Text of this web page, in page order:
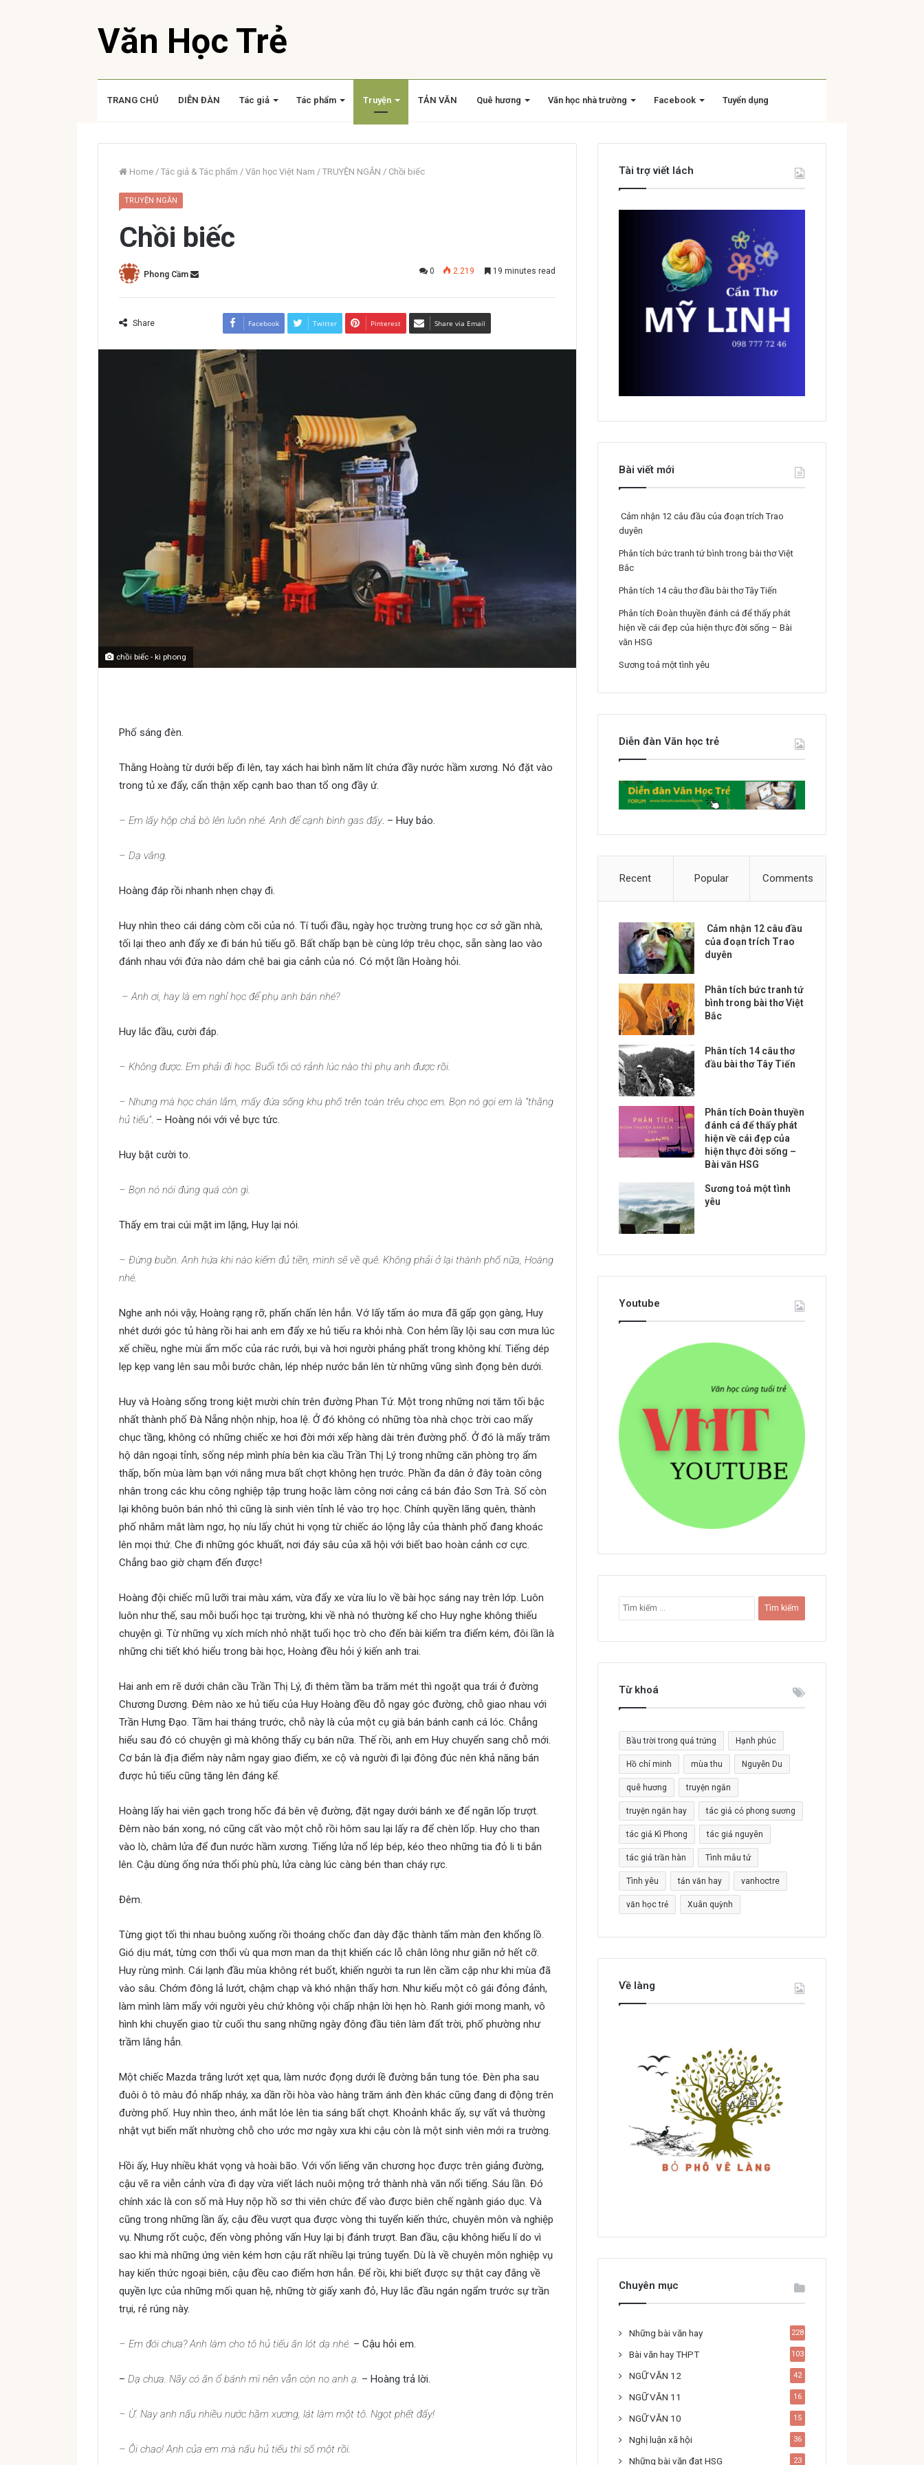
Văn Học Trẻ
TRANG CHỦ DIỄN ĐÀN Tác giả Tác phẩm Truyện TẢN VĂN Quê hương Văn học nhà trường Facebook Tuyển dụng
Home / Tác giả & Tác phẩm / Văn học Việt Nam / TRUYỆN NGẮN / Chồi biếc
TRUYỆN NGẮN
Chồi biếc
Phong Cầm 0 2.219 19 minutes read
Share Facebook Twitter Pinterest Share via Email
chồi biếc - kì phong
Phố sáng đèn.
Thằng Hoàng từ dưới bếp đi lên, tay xách hai bình năm lít chứa đầy nước hầm xương. Nó đặt vào
trong tủ xe đẩy, cẩn thận xếp cạnh bao than tổ ong đầy ứ.
– Em lấy hộp chả bò lên luôn nhé. Anh để cạnh bình gas đấy. – Huy bảo.
– Dạ vâng.
Hoàng đáp rồi nhanh nhẹn chạy đi.
Huy nhìn theo cái dáng còm cõi của nó. Tí tuổi đầu, ngày học trường trung học cơ sở gần nhà,
tối lại theo anh đẩy xe đi bán hủ tiếu gõ. Bất chấp bạn bè cùng lớp trêu chọc, sẵn sàng lao vào
đánh nhau với đứa nào dám chê bai gia cảnh của nó. Có một lần Hoàng hỏi.
– Anh ơi, hay là em nghỉ học để phụ anh bán nhé?
Huy lắc đầu, cười đáp.
– Không được. Em phải đi học. Buổi tối có rảnh lúc nào thì phụ anh được rồi.
– Nhưng mà học chán lắm, mấy đứa sống khu phố trên toàn trêu chọc em. Bọn nó gọi em là “thằng
hủ tiếu”. – Hoàng nói với vẻ bực tức.
Huy bật cười to.
– Bọn nó nói đúng quá còn gì.
Thấy em trai cúi mặt im lặng, Huy lại nói.
– Đừng buồn. Anh hứa khi nào kiếm đủ tiền, mình sẽ về quê. Không phải ở lại thành phố nữa, Hoàng
nhé.
Nghe anh nói vậy, Hoàng rạng rỡ, phấn chấn lên hẳn. Vớ lấy tấm áo mưa đã gấp gọn gàng, Huy
nhét dưới góc tủ hàng rồi hai anh em đẩy xe hủ tiếu ra khỏi nhà. Con hẻm lầy lội sau cơn mưa lúc
xế chiều, nghe mùi ẩm mốc của rác rưởi, bụi và hơi người phảng phất trong không khí. Tiếng dép
lẹp kẹp vang lên sau mỗi bước chân, lép nhép nước bắn lên từ những vũng sình đọng bên dưới.
Huy và Hoàng sống trong kiệt mười chín trên đường Phan Tứ. Một trong những nơi tăm tối bậc
nhất thành phố Đà Nẵng nhộn nhịp, hoa lệ. Ở đó không có những tòa nhà chọc trời cao mấy
chục tầng, không có những chiếc xe hơi đời mới xếp hàng dài trên đường phố. Ở đó là mấy trăm
hộ dân ngoại tỉnh, sống nép mình phía bên kia cầu Trần Thị Lý trong những căn phòng trọ ẩm
thấp, bốn mùa làm bạn với nắng mưa bất chợt không hẹn trước. Phần đa dân ở đây toàn công
nhân trong các khu công nghiệp tập trung hoặc làm công nơi cảng cá bán đảo Sơn Trà. Số còn
lại không buôn bán nhỏ thì cũng là sinh viên tỉnh lẻ vào trọ học. Chính quyền lãng quên, thành
phố nhắm mắt làm ngơ, họ níu lấy chút hi vọng từ chiếc áo lộng lẫy của thành phố đang khoác
lên mọi thứ. Che đi những góc khuất, nơi đáy sâu của xã hội với biết bao hoàn cảnh cơ cực.
Chẳng bao giờ chạm đến được!
Hoàng đội chiếc mũ lưỡi trai màu xám, vừa đẩy xe vừa líu lo về bài học sáng nay trên lớp. Luôn
luôn như thế, sau mỗi buổi học tại trường, khi về nhà nó thường kể cho Huy nghe không thiếu
chuyện gì. Từ những vụ xích mích nhỏ nhặt tuổi học trò cho đến bài kiểm tra điểm kém, đôi lần là
những chi tiết khó hiểu trong bài học, Hoàng đều hỏi ý kiến anh trai.
Hai anh em rẽ dưới chân cầu Trần Thị Lý, đi thêm tầm ba trăm mét thì ngoặt qua trái ở đường
Chương Dương. Đêm nào xe hủ tiếu của Huy Hoàng đều đỗ ngay góc đường, chỗ giao nhau với
Trần Hưng Đạo. Tầm hai tháng trước, chỗ này là của một cụ già bán bánh canh cá lóc. Chẳng
hiểu sau đó có chuyện gì mà không thấy cụ bán nữa. Thế rồi, anh em Huy chuyển sang chỗ mới.
Cơ bản là địa điểm này nằm ngay giao điểm, xe cộ và người đi lại đông đúc nên khả năng bán
được hủ tiếu cũng tăng lên đáng kể.
Hoàng lấy hai viên gạch trong hốc đá bên vệ đường, đặt ngay dưới bánh xe để ngăn lốp trượt.
Đêm nào bán xong, nó cũng cất vào một chỗ rồi hôm sau lại lấy ra để chèn lốp. Huy cho than
vào lò, châm lửa để đun nước hầm xương. Tiếng lửa nổ lép bép, kéo theo những tia đỏ li ti bắn
lên. Cậu dùng ống nứa thổi phù phù, lửa càng lúc càng bén than cháy rực.
Đêm.
Từng giọt tối thi nhau buông xuống rồi thoáng chốc đan dày đặc thành tấm màn đen khổng lồ.
Gió dịu mát, từng cơn thổi vù qua mơn man da thịt khiến các lỗ chân lông như giãn nở hết cỡ.
Huy rùng mình. Cái lạnh đầu mùa không rét buốt, khiến người ta run lên cầm cập như khi mùa đã
vào sâu. Chớm đông lả lướt, chậm chạp và khó nhận thấy hơn. Như kiểu một cô gái đỏng đảnh,
làm mình làm mẩy với người yêu chứ không vội chấp nhận lời hẹn hò. Ranh giới mong manh, vô
hình khi chuyển giao từ cuối thu sang những ngày đông đầu tiên làm đất trời, phố phường như
trầm lắng hẳn.
Một chiếc Mazda trắng lướt xẹt qua, làm nước đọng dưới lề đường bắn tung tóe. Đèn pha sau
đuôi ô tô màu đỏ nhấp nháy, xa dần rồi hòa vào hàng trăm ánh đèn khác cũng đang di động trên
đường phố. Huy nhìn theo, ánh mắt lóe lên tia sáng bất chợt. Khoảnh khắc ấy, sự vất vả thường
nhật vụt biến mất nhường chỗ cho ước mơ ngày xưa khi cậu còn là một sinh viên mới ra trường.
Hồi ấy, Huy nhiều khát vọng và hoài bão. Với vốn liếng văn chương học được trên giảng đường,
cậu vẽ ra viễn cảnh vừa đi dạy vừa viết lách nuôi mộng trở thành nhà văn nổi tiếng. Sáu lần. Đó
chính xác là con số mà Huy nộp hồ sơ thi viên chức để vào được biên chế ngành giáo dục. Và
cũng trong những lần ấy, cậu đều vượt qua được vòng thi tuyển kiến thức, chuyên môn và nghiệp
vụ. Nhưng rốt cuộc, đến vòng phỏng vấn Huy lại bị đánh trượt. Ban đầu, cậu không hiểu lí do vì
sao khi mà những ứng viên kém hơn cậu rất nhiều lại trúng tuyển. Dù là về chuyên môn nghiệp vụ
hay kiến thức ngoại biên, cậu đều cao điểm hơn hẳn. Để rồi, khi biết được sự thật cay đắng về
quyền lực của những mối quan hệ, những tờ giấy xanh đỏ, Huy lắc đầu ngán ngẩm trước sự trần
trụi, rẻ rúng này.
– Em đói chưa? Anh làm cho tô hủ tiếu ăn lót dạ nhé. – Cậu hỏi em.
– Dạ chưa. Nãy có ăn ổ bánh mì nên vẫn còn no anh ạ. – Hoàng trả lời.
– Ừ. Nay anh nấu nhiều nước hầm xương, lát làm một tô. Ngọt phết đấy!
– Ôi chao! Anh của em mà nấu hủ tiếu thì số một rồi.
Tài trợ viết lách
Bài viết mới
Cảm nhận 12 câu đầu của đoạn trích Trao
duyên
Phân tích bức tranh tứ bình trong bài thơ Việt
Bắc
Phân tích 14 câu thơ đầu bài thơ Tây Tiến
Phân tích Đoàn thuyền đánh cá để thấy phát
hiện về cái đẹp của hiện thực đời sống – Bài
văn HSG
Sương toả một tình yêu
Diễn đàn Văn học trẻ
Recent Popular Comments
Cảm nhận 12 câu đầu
của đoạn trích Trao
duyên
Phân tích bức tranh tứ
bình trong bài thơ Việt
Bắc
Phân tích 14 câu thơ
đầu bài thơ Tây Tiến
Phân tích Đoàn thuyền
đánh cá để thấy phát
hiện về cái đẹp của
hiện thực đời sống –
Bài văn HSG
Sương toả một tình
yêu
Youtube
ì
i
c
o
:
Từ khoá
Bầu trời trong quả trứng Hạnh phúc
Hồ chí minh mùa thu Nguyễn Du
quê hương truyện ngắn
truyện ngắn hay tác giả cỏ phong sương
tác giả Kì Phong tác giả nguyên
tác giả trần hàn Tình mẫu tử
Tình yêu tản văn hay vanhoctre
văn học trẻ Xuân quỳnh
Về làng
Chuyên mục
Những bài văn hay 228
Bài văn hay THPT 103
NGỮ VĂN 12 42
NGỮ VĂN 11 16
NGỮ VĂN 10 15
Nghị luận xã hội 36
Những bài văn đạt HSG 23